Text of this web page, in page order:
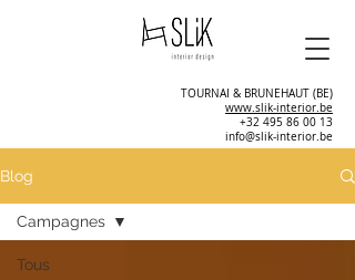
TOURNAI & BRUNEHAUT (BE)
www.slik-interior.be
+32 495 86 00 13
info@slik-interior.be
Blog
Tous
Campagnes